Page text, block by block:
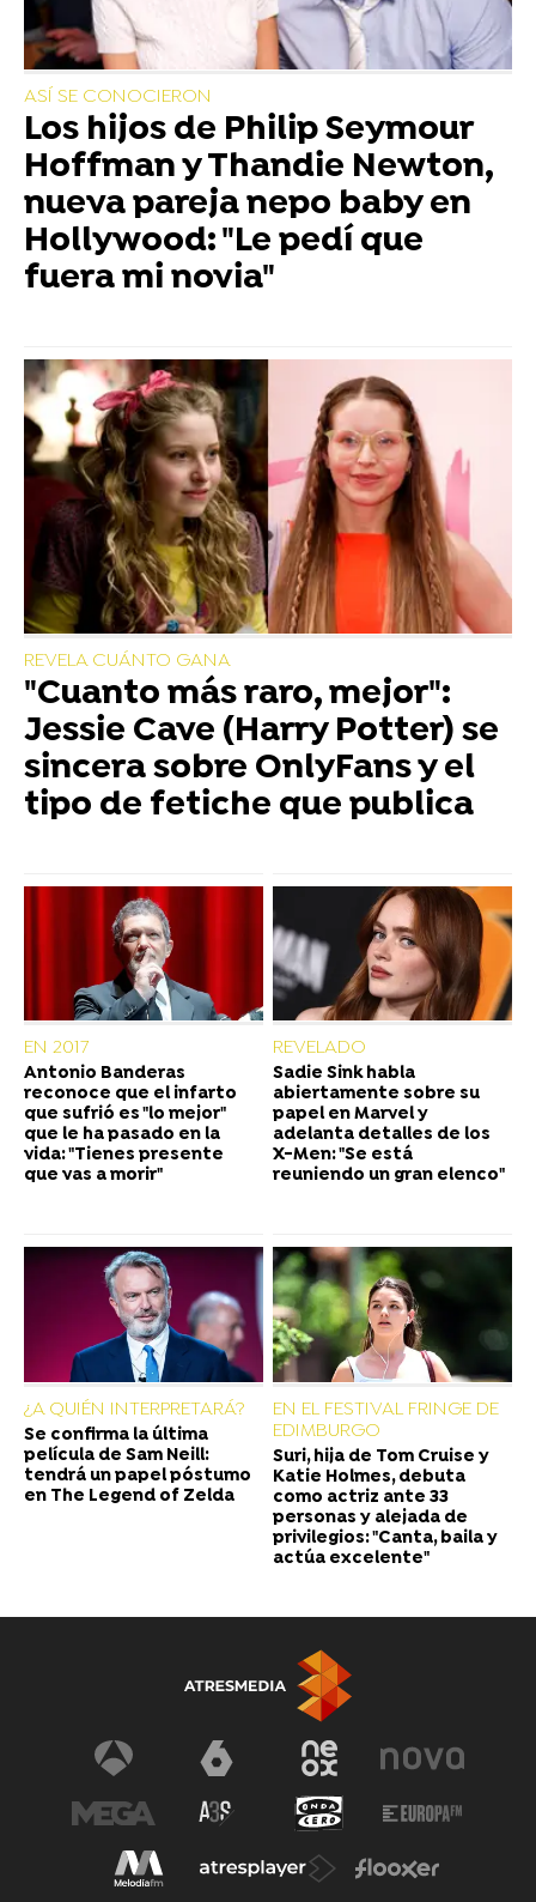
ASÍ SE CONOCIERON
Los hijos de Philip Seymour
Hoffman y Thandie Newton,
nueva pareja nepo baby en
Hollywood: "Le pedí que
fuera mi novia"
REVELA CUÁNTO GANA
"Cuanto más raro, mejor":
Jessie Cave (Harry Potter) se
sincera sobre OnlyFans y el
tipo de fetiche que publica
EN 2017
Antonio Banderas
reconoce que el infarto
que sufrió es "lo mejor"
que le ha pasado en la
vida: "Tienes presente
que vas a morir"
REVELADO
Sadie Sink habla
abiertamente sobre su
papel en Marvel y
adelanta detalles de los
X-Men: "Se está
reuniendo un gran elenco"
¿A QUIÉN INTERPRETARÁ?
Se confirma la última
película de Sam Neill:
tendrá un papel póstumo
en The Legend of Zelda
EN EL FESTIVAL FRINGE DE
EDIMBURGO
Suri, hija de Tom Cruise y
Katie Holmes, debuta
como actriz ante 33
personas y alejada de
privilegios: "Canta, baila y
actúa excelente"